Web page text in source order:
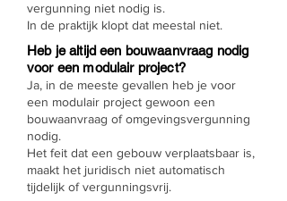
vergunning niet nodig is.
In de praktijk klopt dat meestal niet.
Heb je altijd een bouwaanvraag nodig
voor een modulair project?
Ja, in de meeste gevallen heb je voor
een modulair project gewoon een
bouwaanvraag of omgevingsvergunning
nodig.
Het feit dat een gebouw verplaatsbaar is,
maakt het juridisch niet automatisch
tijdelijk of vergunningsvrij.